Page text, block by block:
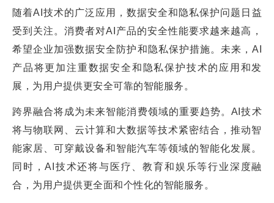
随着AI技术的广泛应用，数据安全和隐私保护问题日益
受到关注。消费者对AI产品的安全性能要求越来越高，
希望企业加强数据安全防护和隐私保护措施。未来，AI
产品将更加注重数据安全和隐私保护技术的应用和发
展，为用户提供更安全可靠的智能服务。
跨界融合将成为未来智能消费领域的重要趋势。AI技术
将与物联网、云计算和大数据等技术紧密结合，推动智
能家居、可穿戴设备和智能汽车等领域的智能化发展。
同时，AI技术还将与医疗、教育和娱乐等行业深度融
合，为用户提供更全面和个性化的智能服务。